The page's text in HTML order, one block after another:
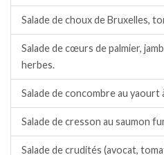
Salade de choux de Bruxelles,
Salade de cœurs de palmier,
herbes.
Salade de concombre au yaourt
Salade de cresson au saumon
Salade de crudités (avocat,